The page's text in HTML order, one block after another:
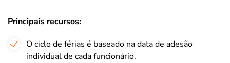
Principais recursos:
O ciclo de férias é baseado na data de adesão
individual de cada funcionário.